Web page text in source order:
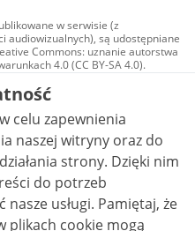
w serwisie (z
audiowizualnych), są udostępniane
Commons: uznanie autorstwa
4.0 (CC BY-SA 4.0).
w tym zdjęcia, materiały
na licencji typu
uznanie autorstwa użycie
utworów zależnych 4.0 (CC BY-
jest to stwierdzone inaczej.
celu zapewnienia
naszej witryny oraz do
strony. Dzięki nim
do potrzeb
Pamiętaj, że
plikach cookie mogą